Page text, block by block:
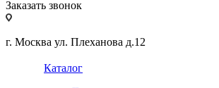
Заказать звонок
г. Москва ул. Плеханова д.12
Каталог